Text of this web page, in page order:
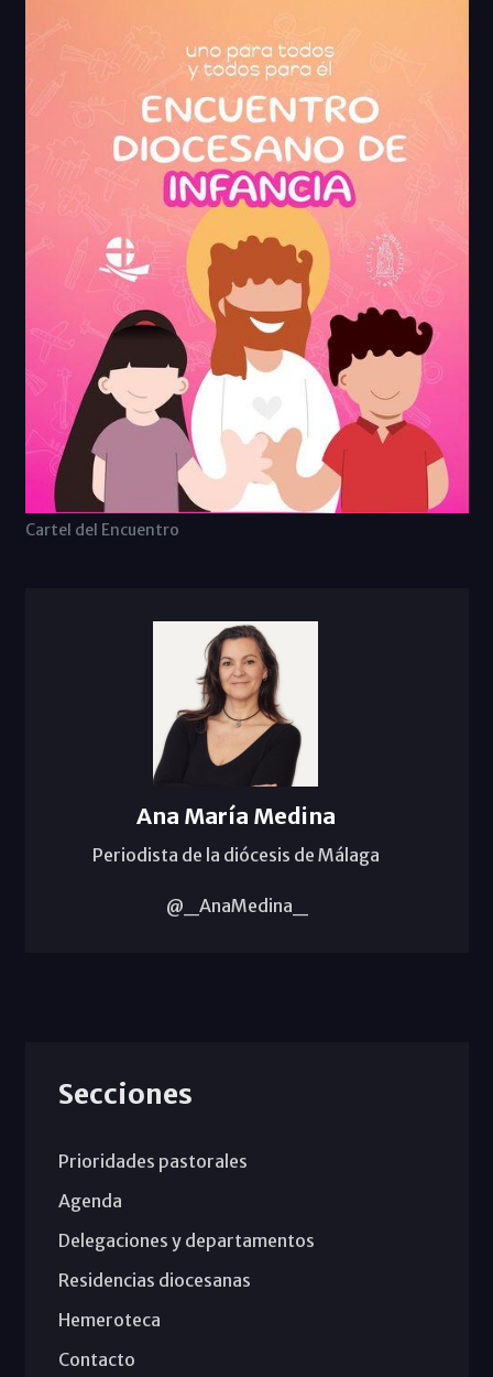
Cartel del Encuentro
Ana María Medina
Periodista de la diócesis de Málaga
@_AnaMedina_
Secciones
Prioridades pastorales
Agenda
Delegaciones y departamentos
Residencias diocesanas
Hemeroteca
Contacto